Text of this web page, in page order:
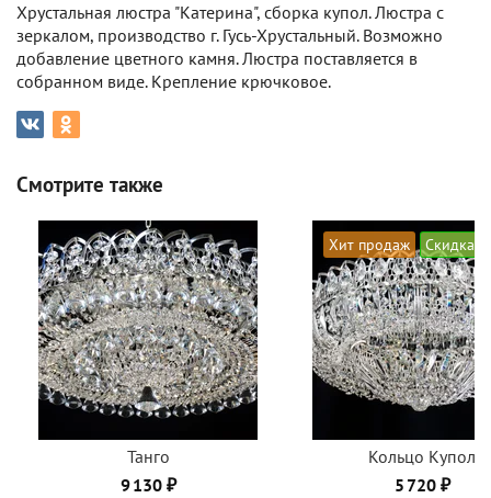
Хрустальная люстра "Катерина", сборка купол. Люстра с
зеркалом, производство г. Гусь-Хрустальный. Возможно
добавление цветного камня. Люстра поставляется в
собранном виде. Крепление крючковое.
Смотрите также
Танго
9 130 ₽
Хит продаж Скидка
Кольцо Купол
5 720 ₽